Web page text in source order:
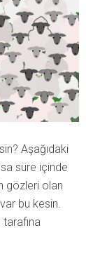
Aşağıdaki
süre içinde
gözleri olan
bu kesin.